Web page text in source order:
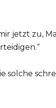
jetzt zu,
solche